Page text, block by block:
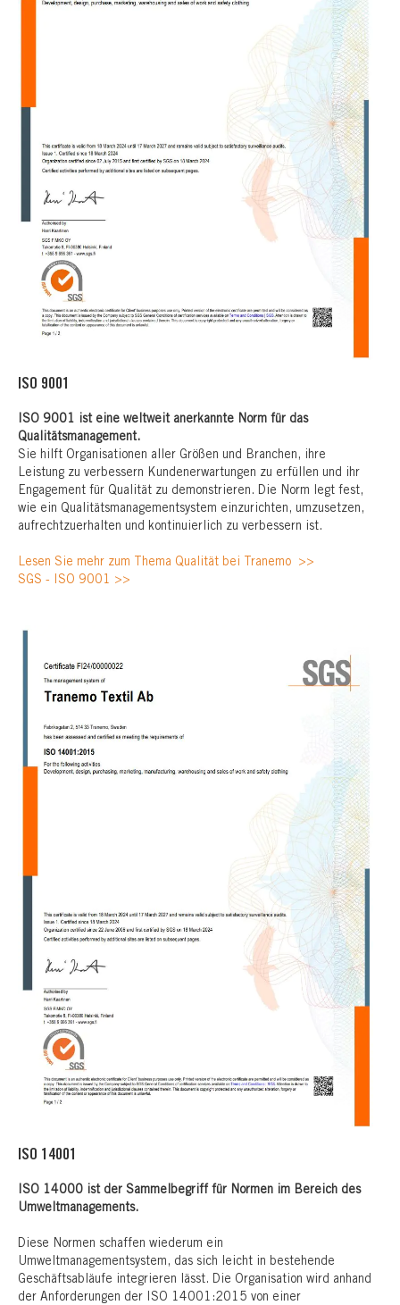
ISO 9001
ISO 9001 ist eine weltweit anerkannte Norm für das
Qualitätsmanagement.
Sie hilft Organisationen aller Größen und Branchen, ihre
Leistung zu verbessern Kundenerwartungen zu erfüllen und ihr
Engagement für Qualität zu demonstrieren. Die Norm legt fest,
wie ein Qualitätsmanagementsystem einzurichten, umzusetzen,
aufrechtzuerhalten und kontinuierlich zu verbessern ist.
Lesen Sie mehr zum Thema Qualität bei Tranemo >>
SGS - ISO 9001 >>
ISO 14001
ISO 14000 ist der Sammelbegriff für Normen im Bereich des
Umweltmanagements.
Diese Normen schaffen wiederum ein
Umweltmanagementsystem, das sich leicht in bestehende
Geschäftsabläufe integrieren lässt. Die Organisation wird anhand
der Anforderungen der ISO 14001:2015 von einer